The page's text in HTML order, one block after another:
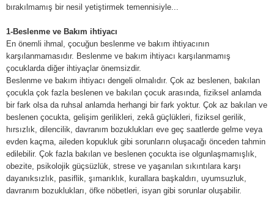
bırakılmamış bir nesil yetiştirmek temennisiyle...
1-Beslenme ve Bakım ihtiyacı
En önemli ihmal, çocuğun beslenme ve bakım ihtiyacının
karşılanmamasıdır. Beslenme ve bakım ihtiyacı karşılanmamış
çocuklarda diğer ihtiyaçlar önemsizdir.
Beslenme ve bakım ihtiyacı dengeli olmalıdır. Çok az beslenen, bakılan
çocukla çok fazla beslenen ve bakılan çocuk arasında, fiziksel anlamda
bir fark olsa da ruhsal anlamda herhangi bir fark yoktur. Çok az bakılan ve
beslenen çocukta, gelişim gerilikleri, zekâ güçlükleri, fiziksel gerilik,
hırsızlık, dilencilik, davranım bozuklukları eve geç saatlerde gelme veya
evden kaçma, aileden kopukluk gibi sorunların oluşacağı önceden tahmin
edilebilir. Çok fazla bakılan ve beslenen çocukta ise olgunlaşmamışlık,
obezite, psikolojik güçsüzlük, strese ve yaşanılan sıkıntılara karşı
dayanıksızlık, pasiflik, şımarıklık, kurallara başkaldırı, uyumsuzluk,
davranım bozuklukları, öfke nöbetleri, isyan gibi sorunlar oluşabilir.